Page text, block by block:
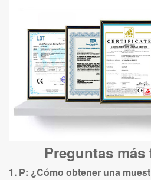
Preguntas
1. P: ¿Cómo obtener una